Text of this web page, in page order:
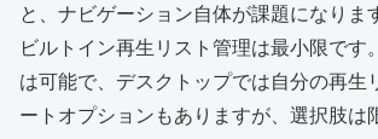
と、ナビゲーション自体が課題になりま
ビルトイン再生リスト管理は最小限です
は可能で、デスクトップでは自分の再生
ートオプションもありますが、選択肢は